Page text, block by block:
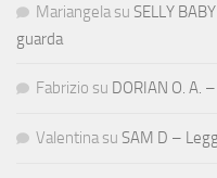
Mariangela su SELLY
guarda
Fabrizio su DORIAN O. A.
Valentina su SAM D –